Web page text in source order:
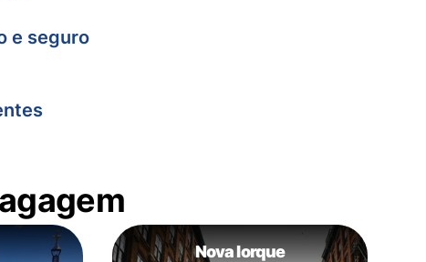
e seguro
Nova Iorque